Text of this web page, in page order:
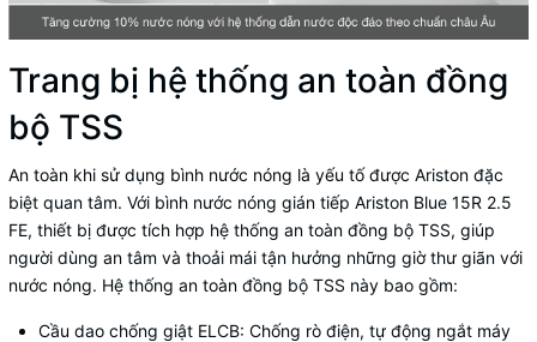
Trang bị hệ thống an toàn đồng
bộ TSS
An toàn khi sử dụng bình nước nóng là yếu tố được Ariston đặc
biệt quan tâm. Với bình nước nóng gián tiếp Ariston Blue 15R 2.5
FE, thiết bị được tích hợp hệ thống an toàn đồng bộ TSS, giúp
người dùng an tâm và thoải mái tận hưởng những giờ thư giãn với
nước nóng. Hệ thống an toàn đồng bộ TSS này bao gồm:
Cầu dao chống giật ELCB: Chống rò điện, tự động ngắt máy